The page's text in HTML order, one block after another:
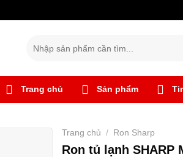
kiếm:
Trang chủ Sản phẩm
Trang chủ / Ron Sharp
Ron tủ lạnh SHARP